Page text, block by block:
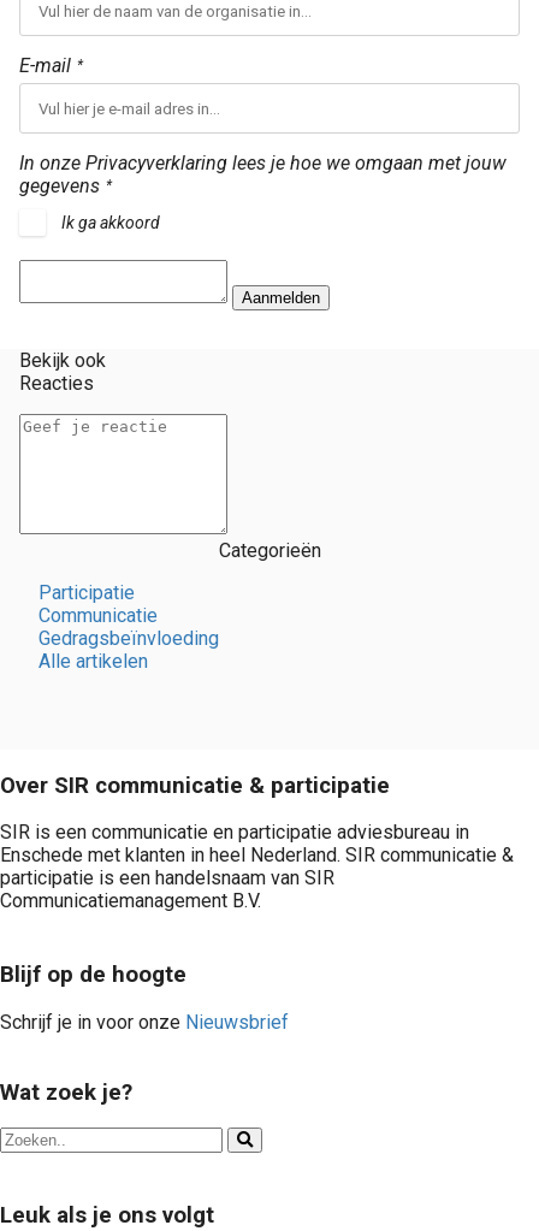
E-mail *
In onze Privacyverklaring lees je hoe we omgaan met jouw
gegevens *
Ik ga akkoord
Aanmelden
Bekijk ook
Reacties
Categorieën
Participatie
Communicatie
Gedragsbeïnvloeding
Alle artikelen
Over SIR communicatie & participatie
SIR is een communicatie en participatie adviesbureau in
Enschede met klanten in heel Nederland. SIR communicatie &
participatie is een handelsnaam van SIR
Communicatiemanagement B.V.
Blijf op de hoogte
Schrijf je in voor onze Nieuwsbrief
Wat zoek je?
Leuk als je ons volgt